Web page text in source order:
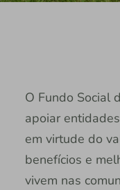
O Fundo Social
apoiar
em virtude do
benefícios e
vivem nas